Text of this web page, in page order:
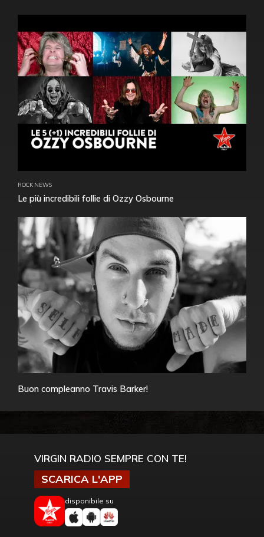
ROCK NEWS
Le più incredibili follie di Ozzy Osbourne
Buon compleanno Travis Barker!
VIRGIN RADIO SEMPRE CON TE!
SCARICA L'APP
disponibile su